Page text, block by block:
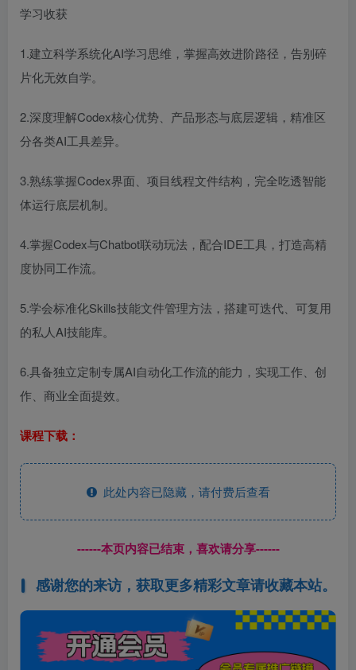
学习收获
1.建立科学系统化AI学习思维，掌握高效进阶路径，告别碎
片化无效自学。
2.深度理解Codex核心优势、产品形态与底层逻辑，精准区
分各类AI工具差异。
3.熟练掌握Codex界面、项目线程文件结构，完全吃透智能
体运行底层机制。
4.掌握Codex与Chatbot联动玩法，配合IDE工具，打造高精
度协同工作流。
5.学会标准化Skills技能文件管理方法，搭建可迭代、可复用
的私人AI技能库。
6.具备独立定制专属AI自动化工作流的能力，实现工作、创
作、商业全面提效。
课程下载：
此处内容已隐藏，请付费后查看
------本页内容已结束，喜欢请分享------
感谢您的来访，获取更多精彩文章请收藏本站。